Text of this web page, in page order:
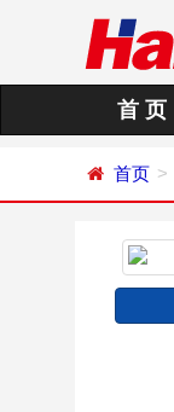
首 页
首页